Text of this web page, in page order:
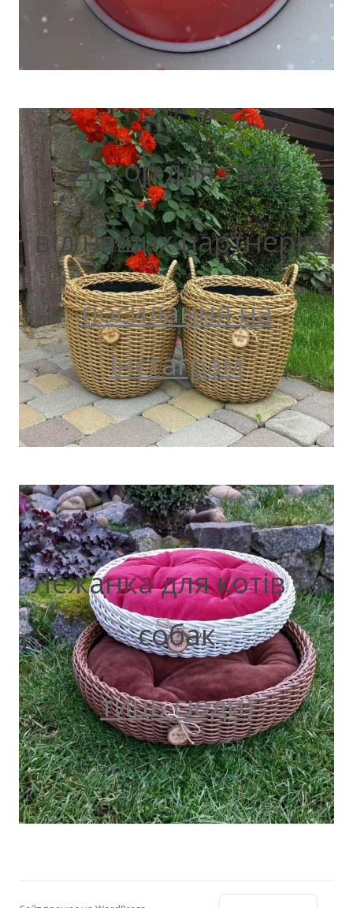
Декор для саду
від наших партнерів
посилання на
інстаграм
Лежанка для котів та
собак
тиць сюди)